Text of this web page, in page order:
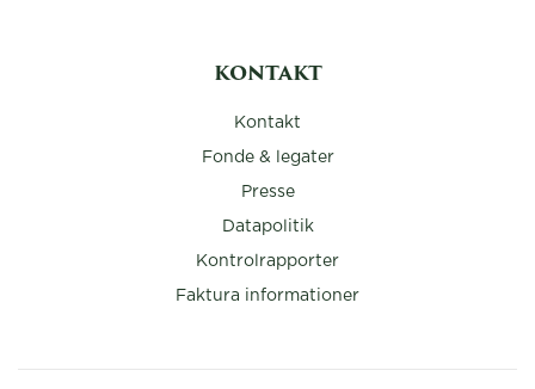
KONTAKT
Kontakt
Fonde & legater
Presse
Datapolitik
Kontrolrapporter
Faktura informationer